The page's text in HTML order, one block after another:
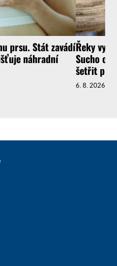
prsu. Stát zavádí
náhradní
Řeky
Sucho
šetřit
6. 8. 2026